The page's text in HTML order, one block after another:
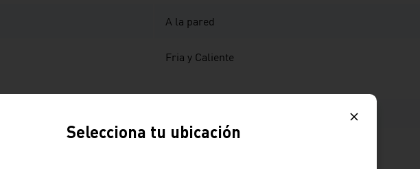
A la pared
Fria y Caliente
Selecciona tu ubicación